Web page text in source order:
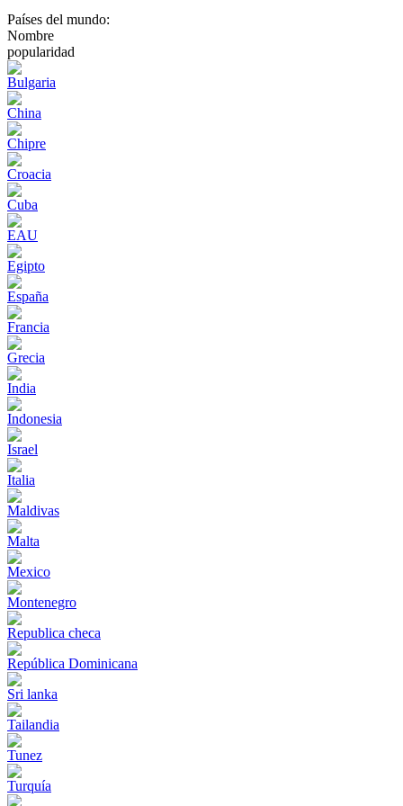
Países del mundo:
Nombre
popularidad
Bulgaria
China
Chipre
Croacia
Cuba
EAU
Egipto
España
Francia
Grecia
India
Indonesia
Israel
Italia
Maldivas
Malta
Mexico
Montenegro
Republica checa
República Dominicana
Sri lanka
Tailandia
Tunez
Turquía